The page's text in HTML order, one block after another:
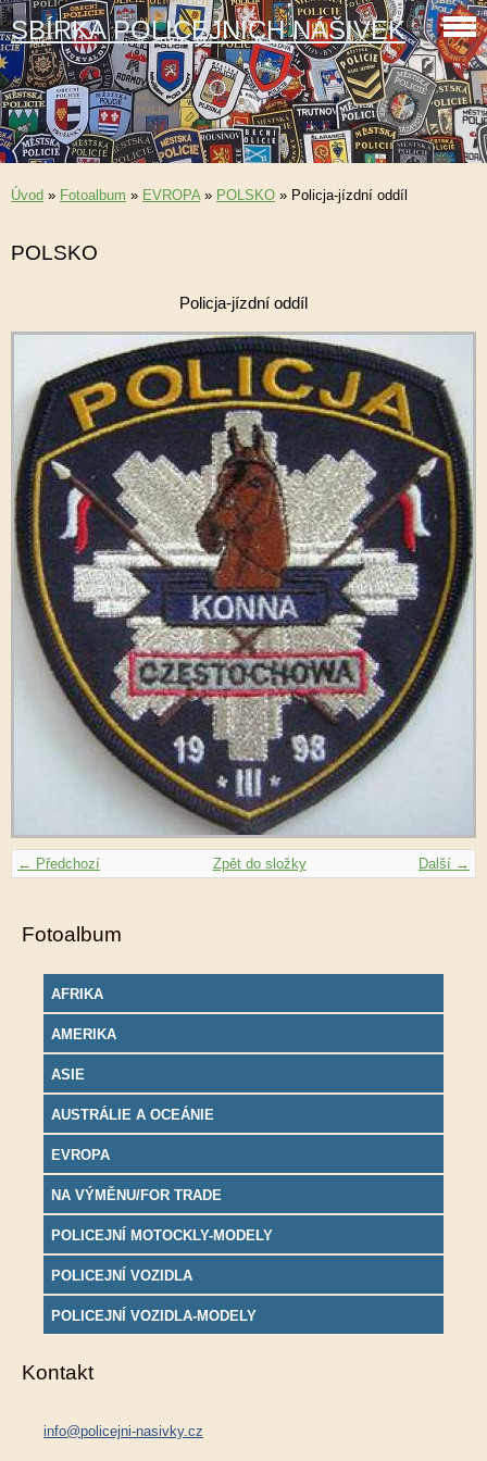
SBÍRKA POLICEJNÍCH NÁŠIVEK
Úvod » Fotoalbum » EVROPA» POLSKO » Policja-jízdní oddíl
POLSKO
Policja-jízdní oddíl
← Předchozí Další →
Zpět do složky
Fotoalbum
AFRIKA
AMERIKA
ASIE
AUSTRÁLIE A OCEÁNIE
EVROPA
NA VÝMĚNU/FOR TRADE
POLICEJNÍ MOTOCKLY-MODELY
POLICEJNÍ VOZIDLA
POLICEJNÍ VOZIDLA-MODELY
Kontakt
info@policejni-nasivky.cz